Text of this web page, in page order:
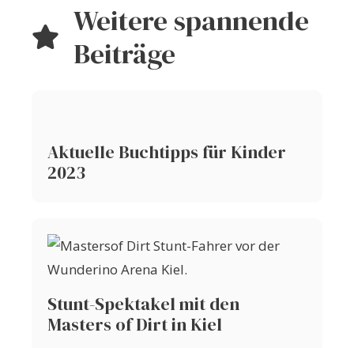
Weitere spannende
Beiträge
Aktuelle Buchtipps für Kinder
2023
Stunt-Spektakel mit den
Masters of Dirt in Kiel